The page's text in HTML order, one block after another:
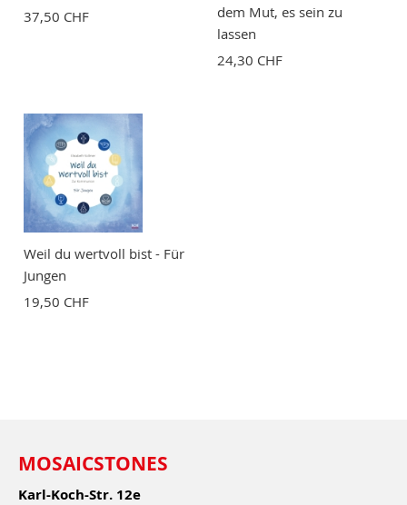
37,50 CHF
dem Mut, es sein zu
lassen
24,30 CHF
Weil du wertvoll bist - Für
Jungen
19,50 CHF
MOSAICSTONES
Karl-Koch-Str. 12e